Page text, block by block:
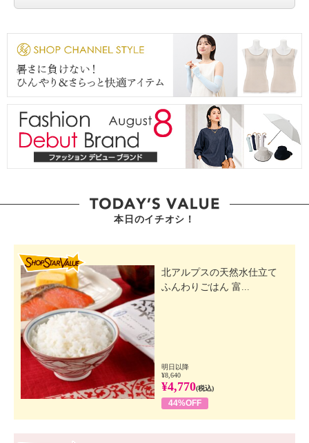
本日のイチオシ！
北アルプスの天然水仕立て
ふんわりごはん 富...
明日以降
¥8,640
¥4,770(税込)
44%OFF